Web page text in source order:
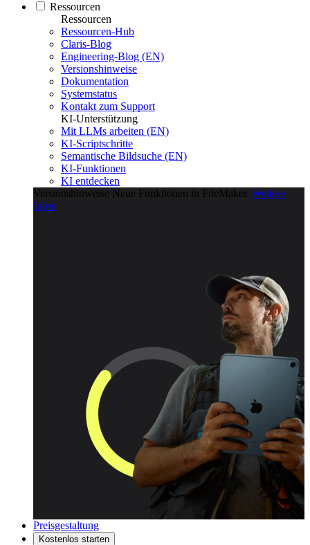
Ressourcen
Ressourcen
Ressourcen-Hub
Claris-Blog
Engineering-Blog (EN)
Versionshinweise
Dokumentation
Systemstatus
Kontakt zum Support
KI-Unterstützung
Mit LLMs arbeiten (EN)
KI-Scriptschritte
Semantische Bildsuche (EN)
KI-Funktionen
KI entdecken
Versionshinweise Neue Funktionen in FileMaker. Weitere
Infos
Preisgestaltung
Kostenlos starten